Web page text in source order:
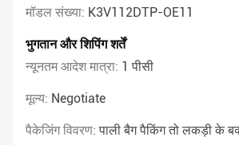
मॉडल संख्या: K3V112DTP-OE11
भुगतान और शिपिंग शर्तें
न्यूनतम आदेश मात्रा: 1 पीसी
मूल्य: Negotiate
पैकेजिंग विवरण:पाली बैग पैकिंग तो लकड़ी के